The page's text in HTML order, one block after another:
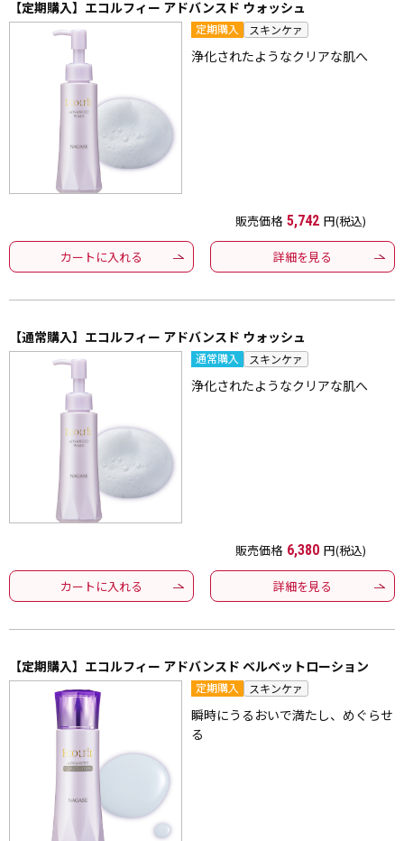
【定期購入】エコルフィー アドバンスド ウォッシュ
定期購入 スキンケァ
浄化されたようなクリアな肌へ
販売価格 5,742 円(税込)
カートに入れる 詳細を見る
【通常購入】エコルフィー アドバンスド ウォッシュ
通常購入 スキンケァ
浄化されたようなクリアな肌へ
販売価格 6,380 円(税込)
カートに入れる 詳細を見る
【定期購入】エコルフィー アドバンスド ベルベットローション
定期購入 スキンケァ
瞬時にうるおいで満たし、めぐらせ
る